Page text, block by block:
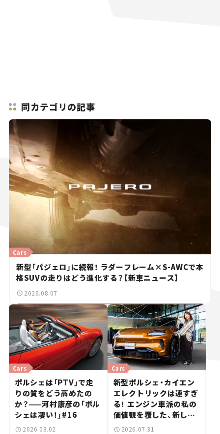
同カテゴリの記事
新型「パジェロ」に続報！ ラダーフレーム×S-AWCで本
格SUVの走りはどう進化する？【新車ニュース】
Cars
2026.08.07
ポルシェは「PTV」で走
りの質をどう高めたの
か？——河村康彦の「ポル
シェは凄い！」#16
Cars
2026.08.02
新型ポルシェ・カイエン
エレクトリックは速すぎ
る！ エンジン車派の私の
価値観を覆した、新しい
ポルシェの走り。
Cars
2026.07.31